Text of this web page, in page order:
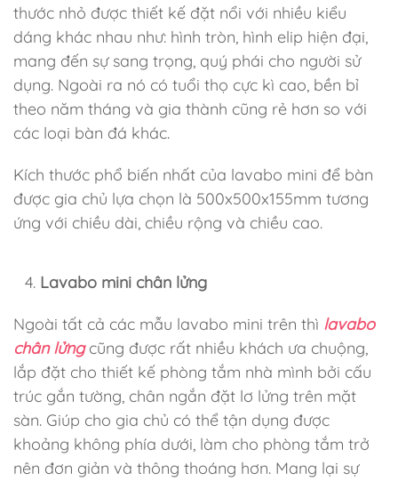
thước nhỏ được thiết kế đặt nổi với nhiều kiểu
dáng khác nhau như: hình tròn, hình elip hiện đại,
mang đến sự sang trọng, quý phái cho người sử
dụng. Ngoài ra nó có tuổi thọ cực kì cao, bền bỉ
theo năm tháng và gia thành cũng rẻ hơn so với
các loại bàn đá khác.
Kích thước phổ biến nhất của lavabo mini để bàn
được gia chủ lựa chọn là 500x500x155mm tương
ứng với chiều dài, chiều rộng và chiều cao.
Lavabo mini chân lửng
Ngoài tất cả các mẫu lavabo mini trên thì lavabo
chân lửngcũng được rất nhiều khách ưa chuộng,
lắp đặt cho thiết kế phòng tắm nhà mình bởi cấu
trúc gắn tường, chân ngắn đặt lơ lửng trên mặt
sàn. Giúp cho gia chủ có thể tận dụng được
khoảng không phía dưới, làm cho phòng tắm trở
nên đơn giản và thông thoáng hơn. Mang lại sự